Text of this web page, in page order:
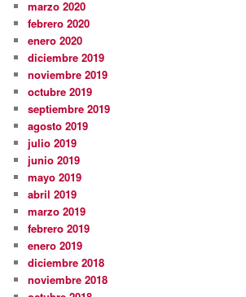
marzo 2020
febrero 2020
enero 2020
diciembre 2019
noviembre 2019
octubre 2019
septiembre 2019
agosto 2019
julio 2019
junio 2019
mayo 2019
abril 2019
marzo 2019
febrero 2019
enero 2019
diciembre 2018
noviembre 2018